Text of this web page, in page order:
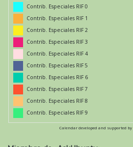
Contrib. Especiales RIF 0
Contrib. Especiales RIF 1
Contrib. Especiales RIF 2
Contrib. Especiales RIF 3
Contrib. Especiales RIF 4
Contrib. Especiales RIF 5
Contrib. Especiales RIF 6
Contrib. Especiales RIF 7
Contrib. Especiales RIF 8
Contrib. Especiales RIF 9
Calendar developed and supported by